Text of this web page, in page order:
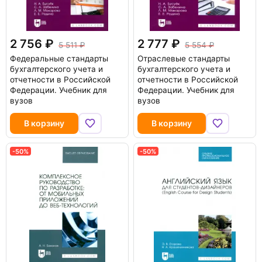
2 756
5 511
Федеральные стандарты
бухгалтерского учета и
отчетности в Российской
Федерации. Учебник для
вузов
В корзину
2 777
5 554
Отраслевые стандарты
бухгалтерского учета и
отчетности в Российской
Федерации. Учебник для
вузов
В корзину
-50% -50%